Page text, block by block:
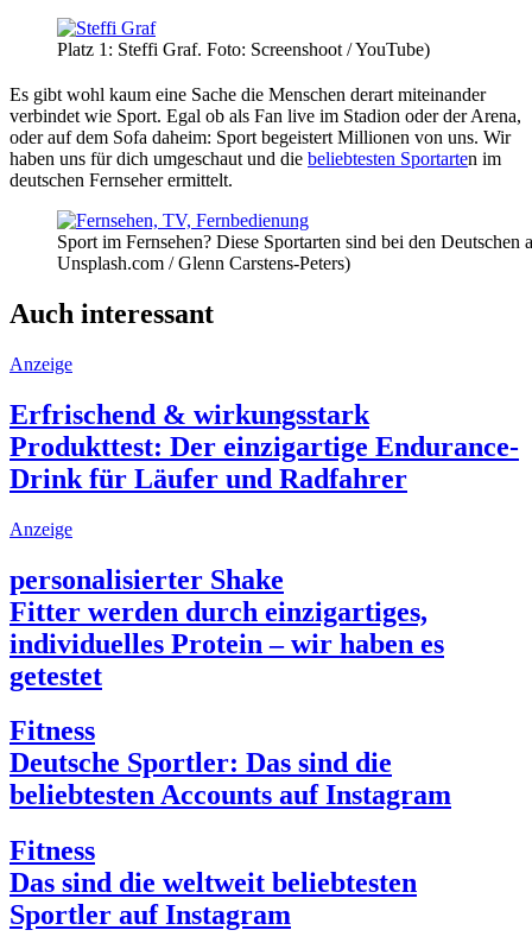
Platz 1: Steffi Graf. Foto: Screenshoot / YouTube)
Es gibt wohl kaum eine Sache die Menschen derart miteinander
verbindet wie Sport. Egal ob als Fan live im Stadion oder der Arena,
oder auf dem Sofa daheim: Sport begeistert Millionen von uns. Wir
haben uns für dich umgeschaut und die beliebtesten Sportarten im
deutschen Fernseher ermittelt.
Sport im Fernsehen? Diese Sportarten sind bei den Deutschen
Unsplash.com / Glenn Carstens-Peters)
Auch interessant
Anzeige
Erfrischend & wirkungsstark
Produkttest: Der einzigartige Endurance-
Drink für Läufer und Radfahrer
Anzeige
personalisierter Shake
Fitter werden durch einzigartiges,
individuelles Protein – wir haben es
getestet
Fitness
Deutsche Sportler: Das sind die
beliebtesten Accounts auf Instagram
Fitness
Das sind die weltweit beliebtesten
Sportler auf Instagram